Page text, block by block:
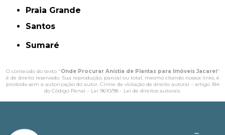
Praia Grande
Santos
Sumaré
O conteúdo do texto "Onde Procurar Anistia de Plantas para Imóveis Jacareí"
é de direito reservado. Sua reprodução, parcial ou total, mesmo citando nossos links, é
proibida sem a autorização do autor. Crime de violação de direito autoral – artigo 184
do Código Penal – Lei 9610/98 - Lei de direitos autorais.